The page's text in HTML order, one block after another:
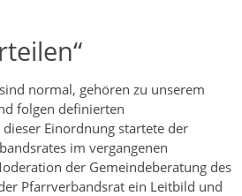
normal, gehören zu unserem
folgen definierten
Einordnung startete der
im vergangenen
der Gemeindeberatung des
Pfarrverbandsrat ein Leitbild und